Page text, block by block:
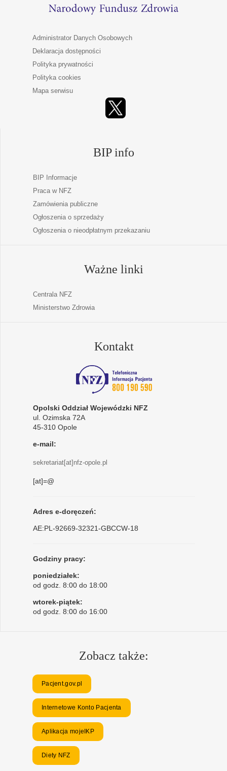
Administrator Danych Osobowych
Deklaracja dostępności
Polityka prywatności
Polityka cookies
Mapa serwisu
BIP info
BIP Informacje
Praca w NFZ
Zamówienia publiczne
Ogłoszenia o sprzedaży
Ogłoszenia o nieodpłatnym przekazaniu
Ważne linki
Centrala NFZ
Ministerstwo Zdrowia
Kontakt
Opolski Oddział Wojewódzki NFZ
ul. Ozimska 72A
45-310 Opole
e-mail:
sekretariat[at]nfz-opole.pl
[at]=@
Adres e-doręczeń:
AE:PL-92669-32321-GBCCW-18
Godziny pracy:
poniedziałek:
od godz. 8:00 do 18:00
wtorek-piątek:
od godz. 8:00 do 16:00
Zobacz także:
Pacjent.gov.pl
Internetowe Konto Pacjenta
Aplikacja mojeIKP
Diety NFZ